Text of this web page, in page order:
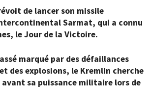
de lancer son missile
Sarmat, qui a connu
le Jour de la Victoire.
marqué par des défaillances
des explosions, le Kremlin cherche
sa puissance militaire lors de